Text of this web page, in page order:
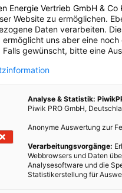
erreicht werden. Wird
einfangen und Unkraut
ist nicht schwierig. Alles
die einfachste Methode
einem Rechen alle Blätter in
und die folgenden
Kinder herumgeworfen
wird, desto schneller
werden.
größere Haufen angelegt
Energie Vertrieb GmbH & Co
Website zu ermöglichen.
Daten verarbeiten.
ermöglicht uns aber eine
Falls gewünscht, bitte eine
Analyse & Statistik:
Piwik PRO GmbH,
Anonyme Auswertung zur
Verarbeitungsvorgänge:
Webbrowsers und Daten
Analysesoftware und die
Statistikerstellung für